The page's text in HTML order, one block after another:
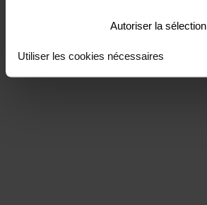
Autoriser la sélection
Utiliser les cookies nécessaires